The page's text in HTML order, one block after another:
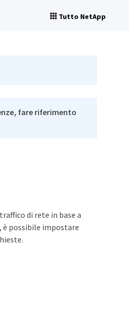
Tutto NetApp
fare riferimento
di rete in base a
è possibile impostare